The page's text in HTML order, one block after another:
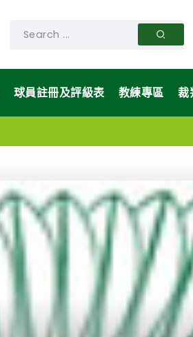
球員註冊及評級表 教練專區 裁